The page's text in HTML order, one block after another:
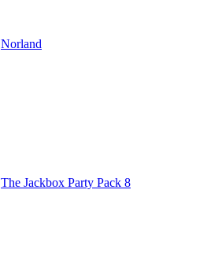
Norland
The Jackbox Party Pack 8